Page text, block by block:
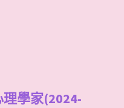
學家(2024-